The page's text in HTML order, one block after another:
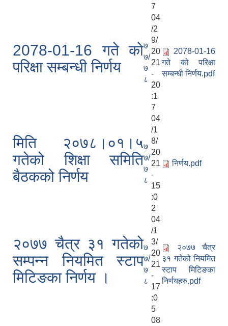
7
2078-01-16 गते को
परिक्षा सम्बन्धी निर्णय
७
७/
७
८
04
/2
9/
20
21
-
20
:1
7
2078-01-16
गते को परिक्षा
सम्बन्धी निर्णय.pdf
मिति २०७८।०१।५
गतेको शिक्षा समिति
बैठकको निर्णय
७
७/
७
८
04
/1
8/
20
21
-
15
:0
2
निर्णय.pdf
२०७७ चैत्र ३१ गतेको
सम्पन्न नियमित स्टाप
मिटिङका निर्णय ।
७
७/
७
८
04
/1
3/
20
21
-
17
:0
5
२०७७ चैत्र
३१ गतेको नियमित
स्टाप मिटिङका
निर्णयहरु.pdf
08